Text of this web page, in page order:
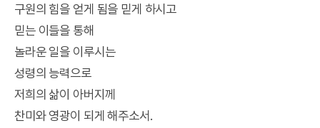
구원의 힘을 얻게 됨을 믿게 하시고
믿는 이들을 통해
놀라운 일을 이루시는
성령의 능력으로
저희의 삶이 아버지께
찬미와 영광이 되게 해주소서.